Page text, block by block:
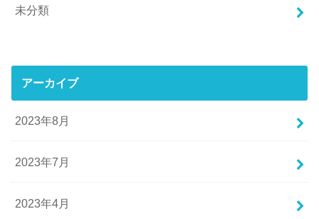
未分類
アーカイブ
2023年8月
2023年7月
2023年4月